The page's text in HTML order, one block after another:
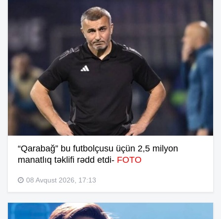
“Qarabağ” bu futbolçusu üçün 2,5 milyon
manatlıq təklifi rədd etdi- FOTO
08 Avqust 2026, 17:13